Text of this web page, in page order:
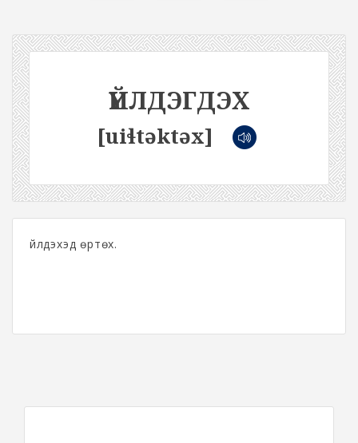
ҮЙЛДЭГДЭХ
[uiɬtəktəx]
Үйлдэхэд өртөх.